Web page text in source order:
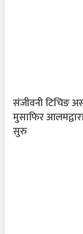
संजीवनी टिचिङ
मुसाफिर
सुरु